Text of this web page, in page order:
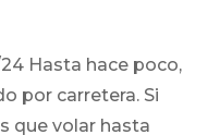
Hasta hace poco,
por carretera. Si
que volar hasta